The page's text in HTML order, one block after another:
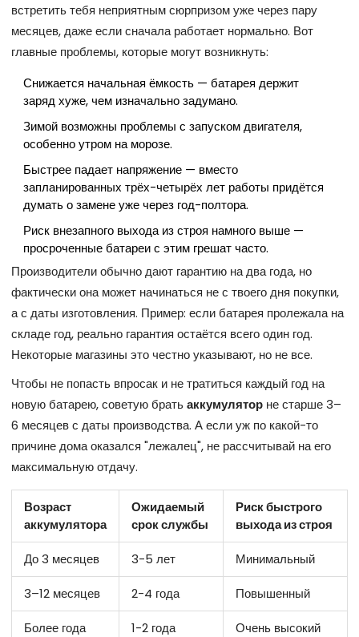
встретить тебя неприятным сюрпризом уже через пару
месяцев, даже если сначала работает нормально. Вот
главные проблемы, которые могут возникнуть:
Снижается начальная ёмкость — батарея держит
заряд хуже, чем изначально задумано.
Зимой возможны проблемы с запуском двигателя,
особенно утром на морозе.
Быстрее падает напряжение — вместо
запланированных трёх-четырёх лет работы придётся
думать о замене уже через год-полтора.
Риск внезапного выхода из строя намного выше —
просроченные батареи с этим грешат часто.
Производители обычно дают гарантию на два года, но
фактически она может начинаться не с твоего дня покупки,
а с даты изготовления. Пример: если батарея пролежала на
складе год, реально гарантия остаётся всего один год.
Некоторые магазины это честно указывают, но не все.
Чтобы не попасть впросак и не тратиться каждый год на
новую батарею, советую братьаккумулятор не старше 3–
6 месяцев с даты производства. А если уж по какой-то
причине дома оказался "лежалец", не рассчитывай на его
максимальную отдачу.
Возраст
аккумулятора
Ожидаемый
срок службы
Риск быстрого
выхода из строя
До 3 месяцев 3-5 лет Минимальный
3–12 месяцев 2-4 года Повышенный
Более года 1-2 года Очень высокий